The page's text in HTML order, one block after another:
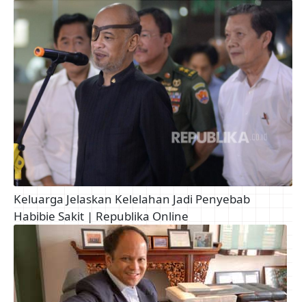
Keluarga Jelaskan Kelelahan Jadi Penyebab
Habibie Sakit | Republika Online